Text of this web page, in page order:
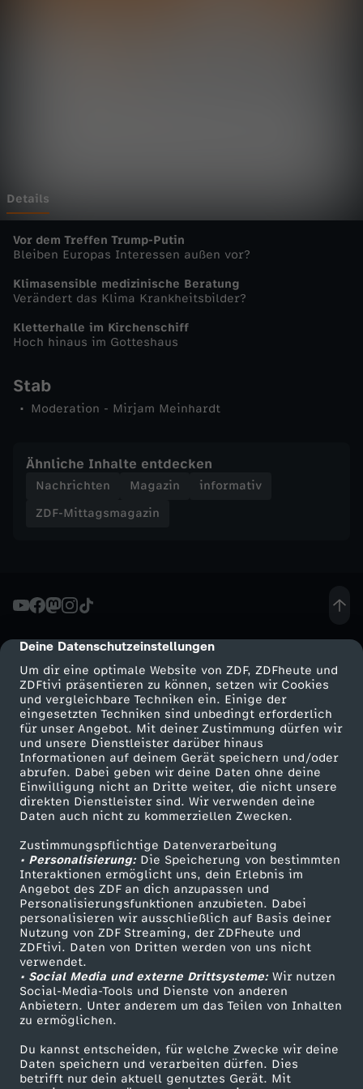
cmp-dialog-description
Deine Datenschutzeinstellungen
Um dir eine optimale Website von ZDF, ZDFheute und
ZDFtivi präsentieren zu können, setzen wir Cookies
und vergleichbare Techniken ein. Einige der
eingesetzten Techniken sind unbedingt erforderlich
für unser Angebot. Mit deiner Zustimmung dürfen wir
und unsere Dienstleister darüber hinaus
Informationen auf deinem Gerät speichern und/oder
abrufen. Dabei geben wir deine Daten ohne deine
Einwilligung nicht an Dritte weiter, die nicht unsere
direkten Dienstleister sind. Wir verwenden deine
Daten auch nicht zu kommerziellen Zwecken.
Zustimmungspflichtige Datenverarbeitung
• Personalisierung:Die Speicherung von bestimmten
Interaktionen ermöglicht uns, dein Erlebnis im
Angebot des ZDF an dich anzupassen und
Personalisierungsfunktionen anzubieten. Dabei
personalisieren wir ausschließlich auf Basis deiner
Nutzung von ZDF Streaming, der ZDFheute und
ZDFtivi. Daten von Dritten werden von uns nicht
verwendet.
• Social Media und externe Drittsysteme:Wir nutzen
Social-Media-Tools und Dienste von anderen
Anbietern. Unter anderem um das Teilen von Inhalten
zu ermöglichen.
Du kannst entscheiden, für welche Zwecke wir deine
Daten speichern und verarbeiten dürfen. Dies
betrifft nur dein aktuell genutztes Gerät. Mit
a
g
a
z
n
Z
D
-
M
i
t
t
a
g
s
m
a
g
a
z
Details
Vor dem Treffen Trump-Putin
Bleiben Europas Interessen außen vor?
Klimasensible medizinische Beratung
Verändert das Klima Krankheitsbilder?
Kletterhalle im Kirchenschiff
Hoch hinaus im Gotteshaus
Stab
Moderation - Mirjam Meinhardt
Ähnliche Inhalte entdecken
Nachrichten Magazin
informativ
ZDF-Mittagsmagazin
Mehr ZDF
ZDF-Apps
Smart TV
ZDFtext
Livestreams
Sendungen A-Z
TV-Programm
Service
ZDFmitreden
Kontakt zum ZDF
Tickets
Zuschauerservice
Hilfe
ZDF Unternehmen
Karriere
ZDF goes Schule
Werbefernsehen